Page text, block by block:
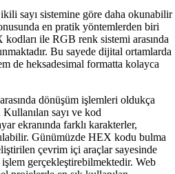
sayı sistemine göre daha okunabilir
en pratik yöntemlerden biri
ile RGB renk sistemi arasında
Bu sayede dijital ortamlarda
de heksadesimal formatta kolayca
dönüşüm işlemleri oldukça
sayı ve kod
ekranında farklı karakterler,
Günümüzde HEX kodu bulma
çevrim içi araçlar sayesinde
gerçekleştirebilmektedir. Web